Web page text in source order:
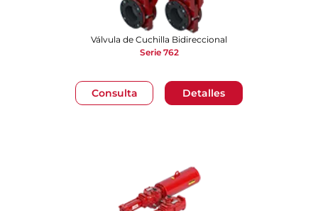
Consulta Detalles
Válvula de Cuchilla Bidireccional
Serie 762